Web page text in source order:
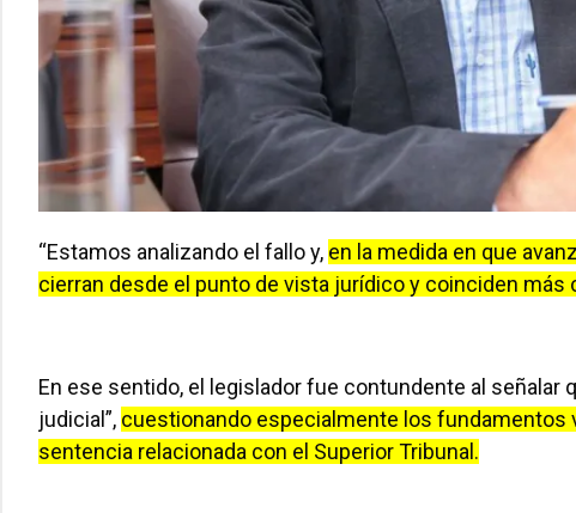
“Estamos analizando el fallo y, en la medida en que
cierran desde el punto de vista jurídico y coinciden más
En ese sentido, el legislador fue contundente al señalar
judicial”, cuestionando especialmente los fundamentos
sentencia relacionada con el Superior Tribunal.